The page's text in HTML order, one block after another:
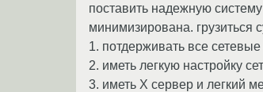
поставить надежную
минимизирована. грузиться
1. потдерживать все
2. иметь легкую настройку
3. иметь Х сервер и легкий